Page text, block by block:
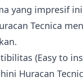
yang impresif
Tecnica
(Easy to
Huracan